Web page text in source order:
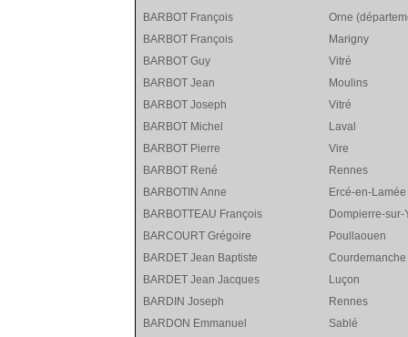
BARBOT François
Orne
BARBOT François
Marigny
BARBOT Guy
Vitré
BARBOT Jean
Moulins
BARBOT Joseph
Vitré
BARBOT Michel
Laval
BARBOT Pierre
Vire
BARBOT René
Rennes
BARBOTIN Anne
Ercé-en-Lamée
BARBOTTEAU François
Dompierre-sur-
BARCOURT Grégoire
Poullaouen
BARDET Jean Baptiste
Courdemanche
BARDET Jean Jacques
Luçon
BARDIN Joseph
Rennes
BARDON Emmanuel
Sablé